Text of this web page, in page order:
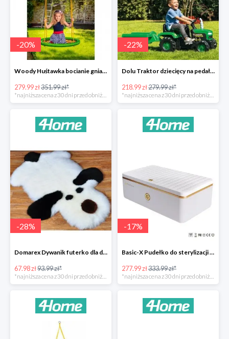
-20%
Woody Huśtawka bocianie gniazdo -20%
279.99 zł351.99 zł*
*najniższa cena z 30 dni przed obniżką
-22%
Dolu Traktor dziecięcy na pedały z przyczepką -22%
218.99 zł279.99 zł*
*najniższa cena z 30 dni przed obniżką
-28%
Domarex Dywanik futerko dla dzieci Pies czarno-biały -28%
67.98 zł93.99 zł*
*najniższa cena z 30 dni przed obniżką
-17%
Basic-X Pudełko do sterylizacji z ozonem -17%
277.99 zł333.99 zł*
*najniższa cena z 30 dni przed obniżką